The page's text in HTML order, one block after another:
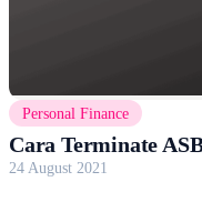
Personal Finance
Cara Terminate
24 August 2021